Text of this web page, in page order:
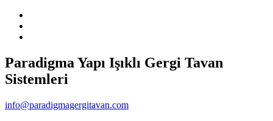
Paradigma Yapı Işıklı Gergi Tavan
Sistemleri
info@paradigmagergitavan.com